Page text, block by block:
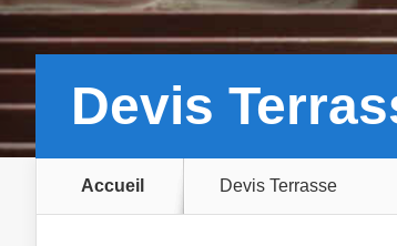
Devis
Accueil Devis Terrasse